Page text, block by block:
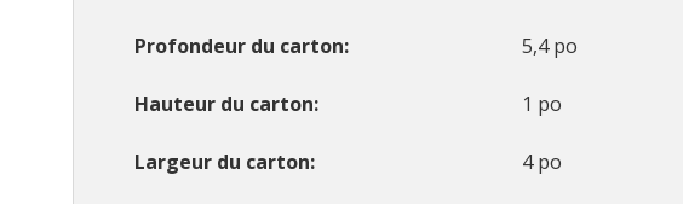
Profondeur du carton 5,4 po
Hauteur du carton 1 po
Largeur du carton 4 po